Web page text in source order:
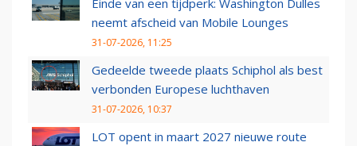
Einde van een tijdperk: Washington Dulles
neemt afscheid van Mobile Lounges
31-07-2026, 11:25
Gedeelde tweede plaats Schiphol als best
verbonden Europese luchthaven
31-07-2026, 10:37
LOT opent in maart 2027 nieuwe route